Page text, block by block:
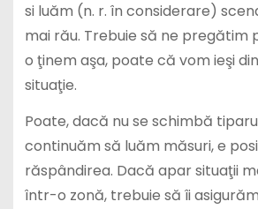
si luăm (n. r. în considerare)
mai rău. Trebuie să ne pregătim
o ţinem aşa, poate că vom ieşi
situaţie.
Poate, dacă nu se schimbă
continuăm să luăm măsuri, e
răspândirea. Dacă apar situaţii
într-o zonă, trebuie să îi